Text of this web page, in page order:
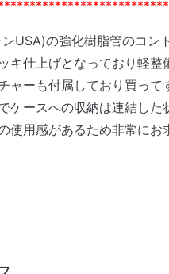
USA)の強化樹脂管のコン
キ仕上げとなっており軽整
ャーも付属しており買って
ケースへの収納は連結した
使用感があるため非常にお